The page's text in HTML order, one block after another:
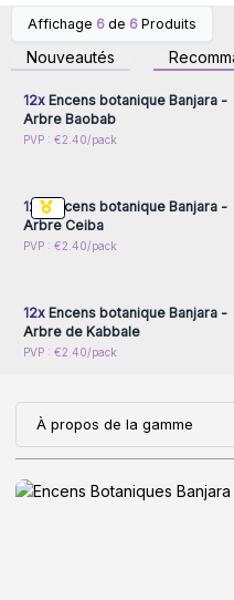
Affichage 6 de 6 Produits
Nouveautés
Connectez-vous ou
inscrivez-vous pour
accéder aux prix de gros
12xEncens botanique Banjara -
Arbre Baobab
PVP : €2.40/pack
Connectez-vous ou
12xEncens botanique Banjara -
Arbre Ceiba
PVP : €2.40/pack
Connectez-vous ou
12xEncens botanique Banjara -
Arbre de Kabbale
PVP : €2.40/pack